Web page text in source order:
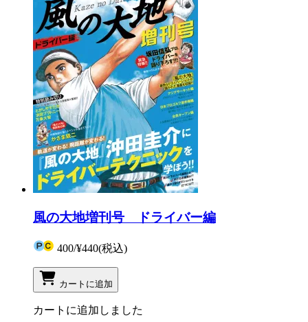
風の大地増刊号 ドライバー編
400/¥440(税込)
カートに追加
カートに追加しました